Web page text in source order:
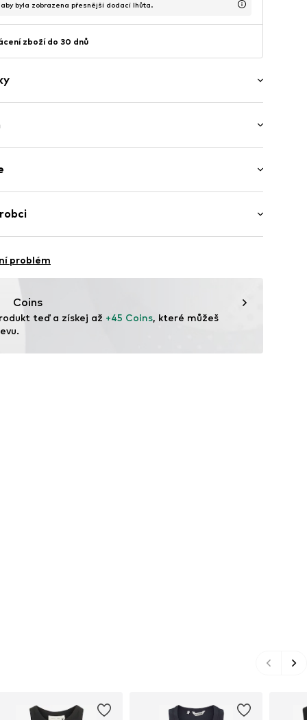
byla zobrazena přesnější dodací lhůta.
zboží do 30 dnů
BlackXS
délka
problém
Coins
teď a získej až +45 Coins, které můžeš